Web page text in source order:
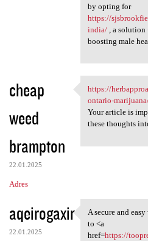
by opting for
https://
india/, a solution
boosting male
cheap
weed
brampton
22.01.2025
Adres
https://
https://
ontario-
Your article is
these thoughts
aqeirogaxir
22.01.2025
A secure and
A secure and
to <a
href=https://